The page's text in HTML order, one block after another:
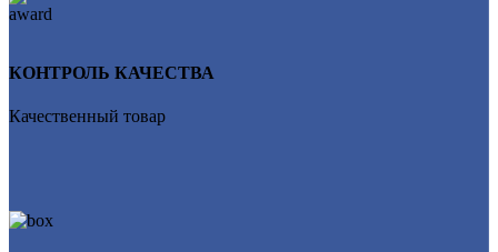
КОНТРОЛЬ КАЧЕСТВА
Качественный товар